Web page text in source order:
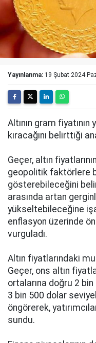
Yayınlanma: 19 Şubat 2024
Altının gram
kıracağını belirttiği
Geçer, altın
geopolitik faktörlere
gösterebileceğini
arasında artan
yükseltebileceğine
enflasyon üzerinde
vurguladı.
Altın fiyatlarındaki
Geçer, ons altın
ortalarına doğru 2
3 bin 500 dolar
öngörerek,
sundu.